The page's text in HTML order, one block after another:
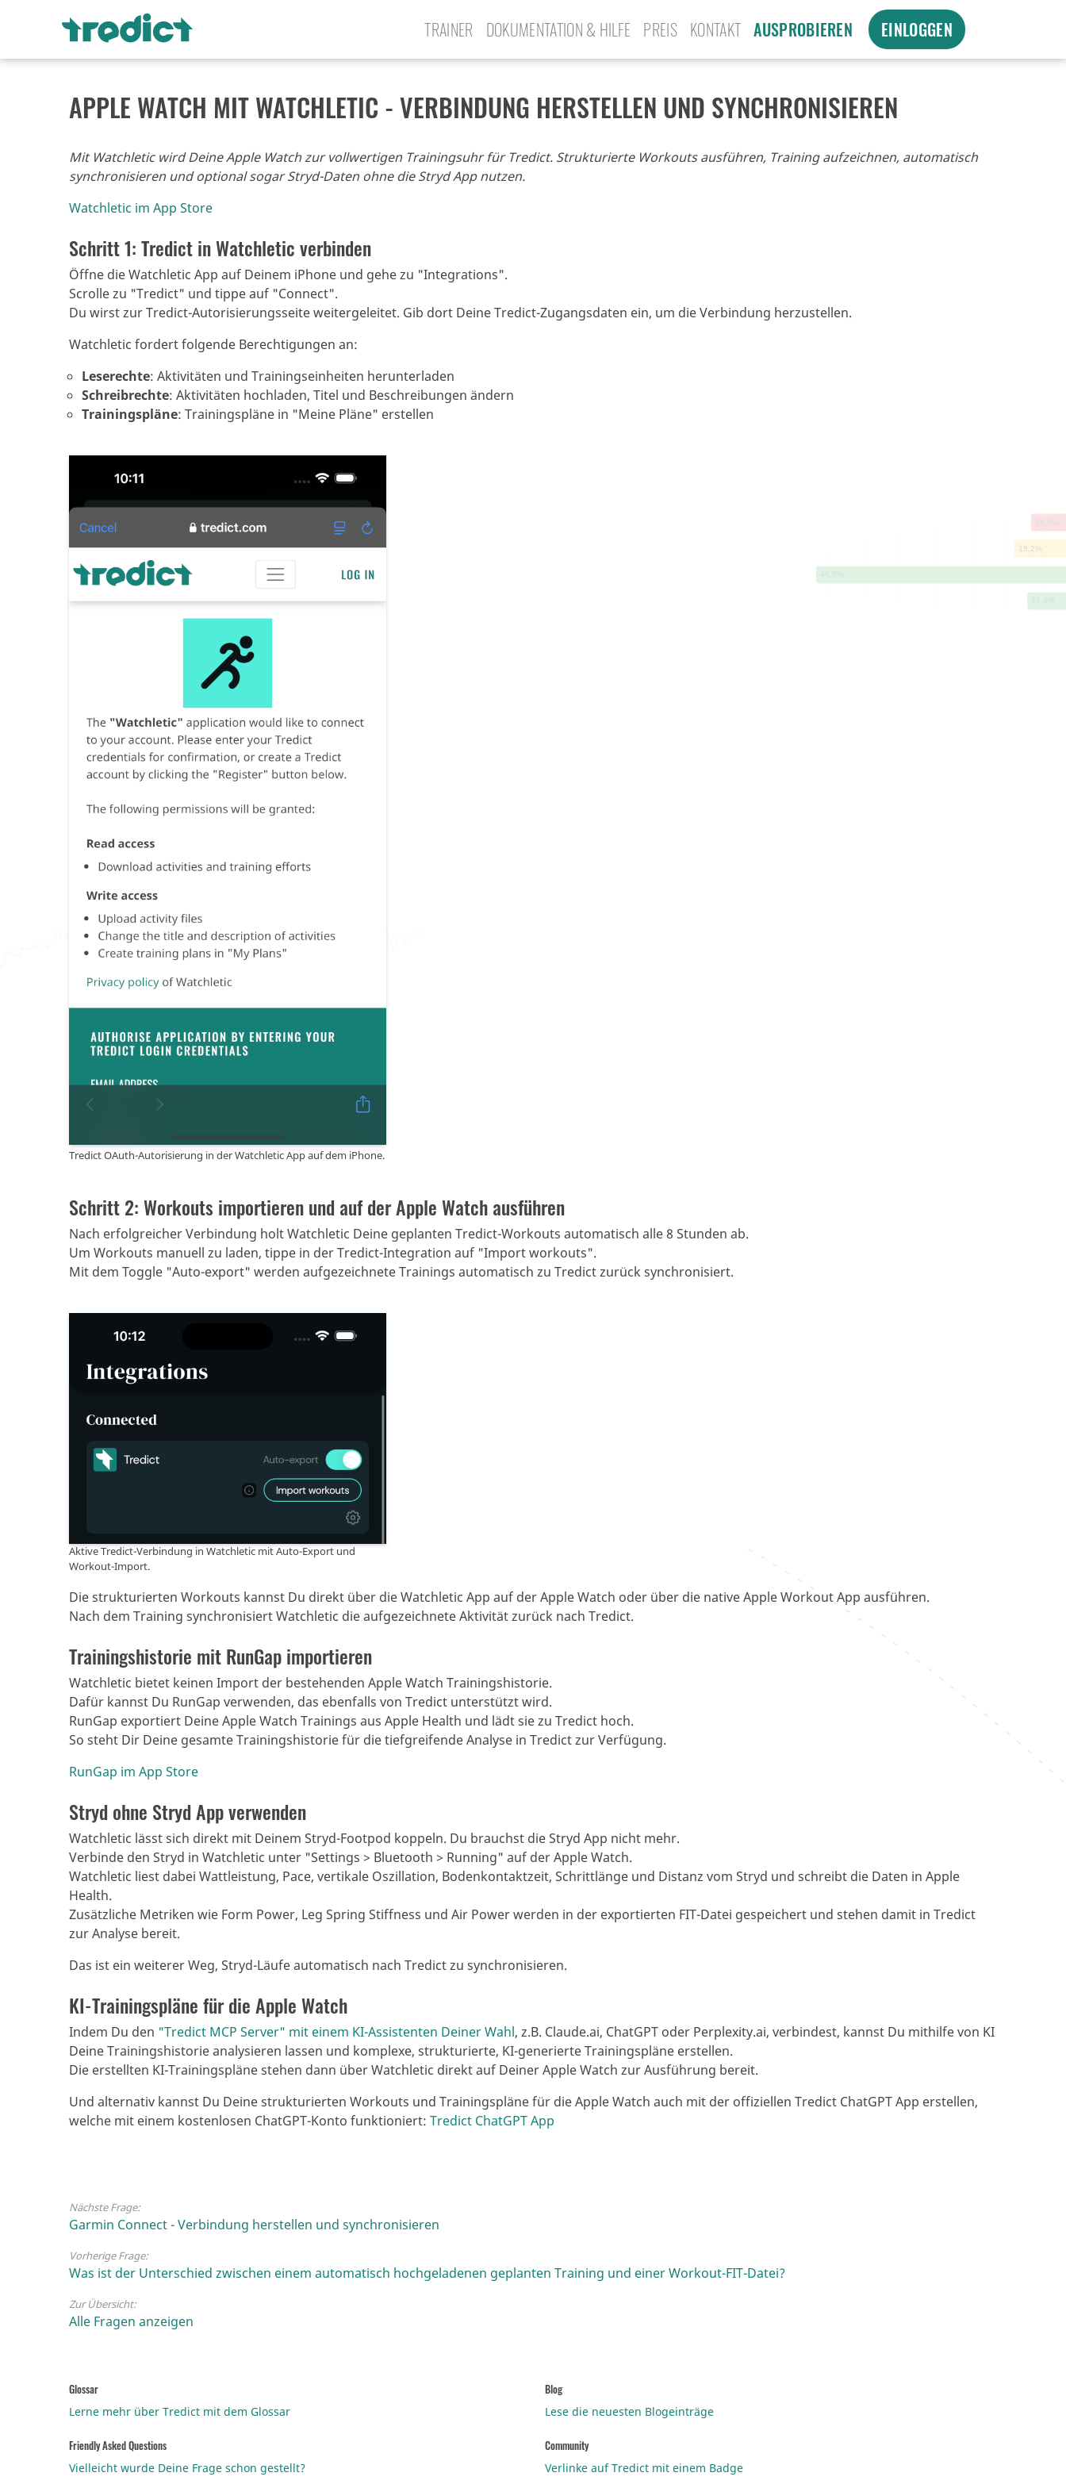
TRAINER DOKUMENTATION & HILFE PREIS KONTAKT AUSPROBIEREN EINLOGGEN
APPLE WATCH MIT WATCHLETIC - VERBINDUNG HERSTELLEN UND SYNCHRONISIEREN
Mit Watchletic wird Deine Apple Watch zur vollwertigen Trainingsuhr für Tredict. Strukturierte Workouts ausführen, Training aufzeichnen, automatisch
synchronisieren und optional sogar Stryd-Daten ohne die Stryd App nutzen.
Watchletic im App Store
Schritt 1: Tredict in Watchletic verbinden
Öffne die Watchletic App auf Deinem iPhone und gehe zu "Integrations".
Scrolle zu "Tredict" und tippe auf "Connect".
Du wirst zur Tredict-Autorisierungsseite weitergeleitet. Gib dort Deine Tredict-Zugangsdaten ein, um die Verbindung herzustellen.
Watchletic fordert folgende Berechtigungen an:
Leserechte: Aktivitäten und Trainingseinheiten herunterladen
Schreibrechte: Aktivitäten hochladen, Titel und Beschreibungen ändern
Trainingspläne: Trainingspläne in "Meine Pläne" erstellen
Tredict OAuth-Autorisierung in der Watchletic App auf dem iPhone.
Schritt 2: Workouts importieren und auf der Apple Watch ausführen
Nach erfolgreicher Verbindung holt Watchletic Deine geplanten Tredict-Workouts automatisch alle 8 Stunden ab.
Um Workouts manuell zu laden, tippe in der Tredict-Integration auf "Import workouts".
Mit dem Toggle "Auto-export" werden aufgezeichnete Trainings automatisch zu Tredict zurück synchronisiert.
Aktive Tredict-Verbindung in Watchletic mit Auto-Export und
Workout-Import.
Die strukturierten Workouts kannst Du direkt über die Watchletic App auf der Apple Watch oder über die native Apple Workout App ausführen.
Nach dem Training synchronisiert Watchletic die aufgezeichnete Aktivität zurück nach Tredict.
Trainingshistorie mit RunGap importieren
Watchletic bietet keinen Import der bestehenden Apple Watch Trainingshistorie.
Dafür kannst Du RunGap verwenden, das ebenfalls von Tredict unterstützt wird.
RunGap exportiert Deine Apple Watch Trainings aus Apple Health und lädt sie zu Tredict hoch.
So steht Dir Deine gesamte Trainingshistorie für die tiefgreifende Analyse in Tredict zur Verfügung.
RunGap im App Store
Stryd ohne Stryd App verwenden
Watchletic lässt sich direkt mit Deinem Stryd-Footpod koppeln. Du brauchst die Stryd App nicht mehr.
Verbinde den Stryd in Watchletic unter "Settings > Bluetooth > Running" auf der Apple Watch.
Watchletic liest dabei Wattleistung, Pace, vertikale Oszillation, Bodenkontaktzeit, Schrittlänge und Distanz vom Stryd und schreibt die Daten in Apple
Health.
Zusätzliche Metriken wie Form Power, Leg Spring Stiffness und Air Power werden in der exportierten FIT-Datei gespeichert und stehen damit in Tredict
zur Analyse bereit.
Das ist ein weiterer Weg, Stryd-Läufe automatisch nach Tredict zu synchronisieren.
KI-Trainingspläne für die Apple Watch
Indem Du den "Tredict MCP Server" mit einem KI-Assistenten Deiner Wahl, z.B. Claude.ai, ChatGPT oder Perplexity.ai, verbindest, kannst Du mithilfe von KI
Deine Trainingshistorie analysieren lassen und komplexe, strukturierte, KI-generierte Trainingspläne erstellen.
Die erstellten KI-Trainingspläne stehen dann über Watchletic direkt auf Deiner Apple Watch zur Ausführung bereit.
Und alternativ kannst Du Deine strukturierten Workouts und Trainingspläne für die Apple Watch auch mit der offiziellen Tredict ChatGPT App erstellen,
welche mit einem kostenlosen ChatGPT-Konto funktioniert: Tredict ChatGPT App
Nächste Frage:
Garmin Connect - Verbindung herstellen und synchronisieren
Vorherige Frage:
Was ist der Unterschied zwischen einem automatisch hochgeladenen geplanten Training und einer Workout-FIT-Datei?
Zur Übersicht:
Alle Fragen anzeigen
Glossar
Lerne mehr über Tredict mit dem Glossar
Blog
Lese die neuesten Blogeinträge
Friendly Asked Questions
Vielleicht wurde Deine Frage schon gestellt?
Community
Verlinke auf Tredict mit einem Badge